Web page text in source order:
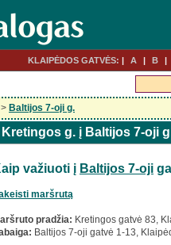
KLAIPĖDOS GATVĖS: A B
> Baltijos 7-oji g.
Kretingos g. į Baltijos 7-oji
važiuoti į Baltijos 7-oji
maršrutą
pradžia: Kretingos gatvė 83,
Baltijos 7-oji gatvė 1-13,